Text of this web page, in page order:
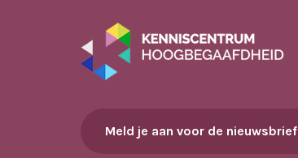
Meld je aan voor de nieuwsbrief